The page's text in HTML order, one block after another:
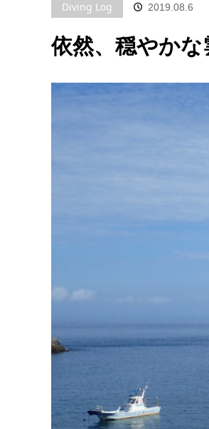
Diving Log 2019.08.6
依然、穏やかな